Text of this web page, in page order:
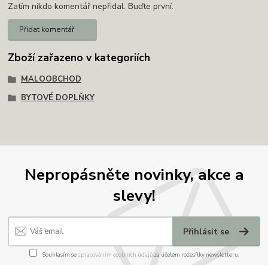
Zatím nikdo komentář nepřidal. Buďte první.
Přidat komentář
Zboží zařazeno v kategoriích
MALOOBCHOD
BYTOVÉ DOPLŇKY
Nepropásněte novinky, akce a
slevy!
Přihlásit se
Souhlasím se zpracováním osobních údajůza účelem rozesílky newsletteru.